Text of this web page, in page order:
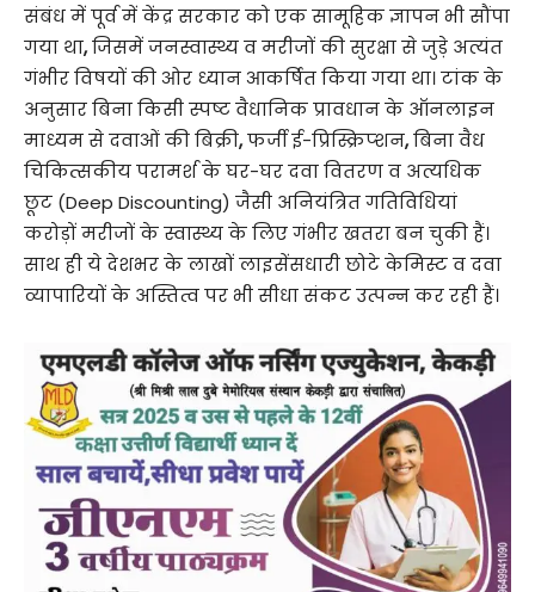
संबंध में पूर्व में केंद्र सरकार को एक सामूहिक ज्ञापन भी सौंपा
गया था,जिसमें जनस्वास्थ्य व मरीजों की सुरक्षा से जुड़े अत्यंत
गंभीर विषयों की ओर ध्यान आकर्षित किया गया था। टांक के
अनुसार बिना किसी स्पष्ट वैधानिक प्रावधान के ऑनलाइन
माध्यम से दवाओं की बिक्री,फर्जी ई-प्रिस्क्रिप्शन,बिना वैध
चिकित्सकीय परामर्श के घर-घर दवा वितरण व अत्यधिक
छूट (Deep Discounting) जैसी अनियंत्रित गतिविधियां
करोड़ों मरीजों के स्वास्थ्य के लिए गंभीर खतरा बन चुकी हैं।
साथ ही ये देशभर के लाखों लाइसेंसधारी छोटे केमिस्ट व दवा
व्यापारियों के अस्तित्व पर भी सीधा संकट उत्पन्न कर रही हैं।